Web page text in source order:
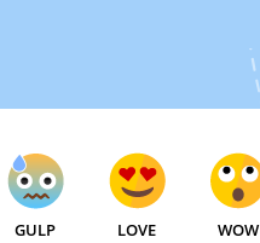
GULP LOVE WOW